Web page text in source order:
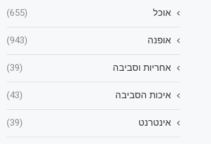
אוכל (655)
אופנה (943)
אחריות וסביבה (39)
איכות הסביבה (43)
אינטרנט (39)